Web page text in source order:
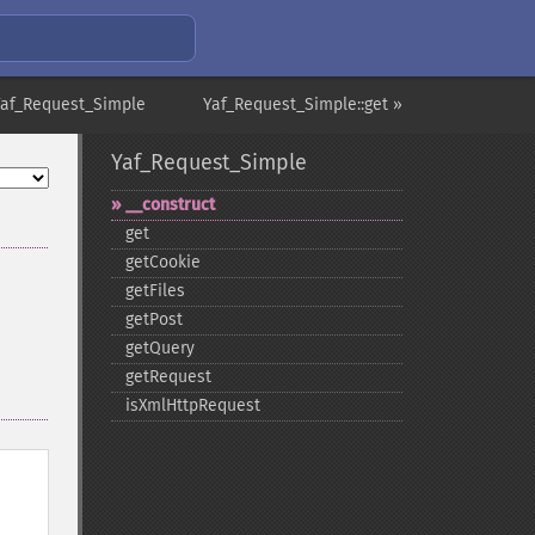
Yaf_Request_Simple::get »
Yaf_Request_Simple
_​_​construct
get
getCookie
getFiles
getPost
getQuery
getRequest
isXmlHttpRequest